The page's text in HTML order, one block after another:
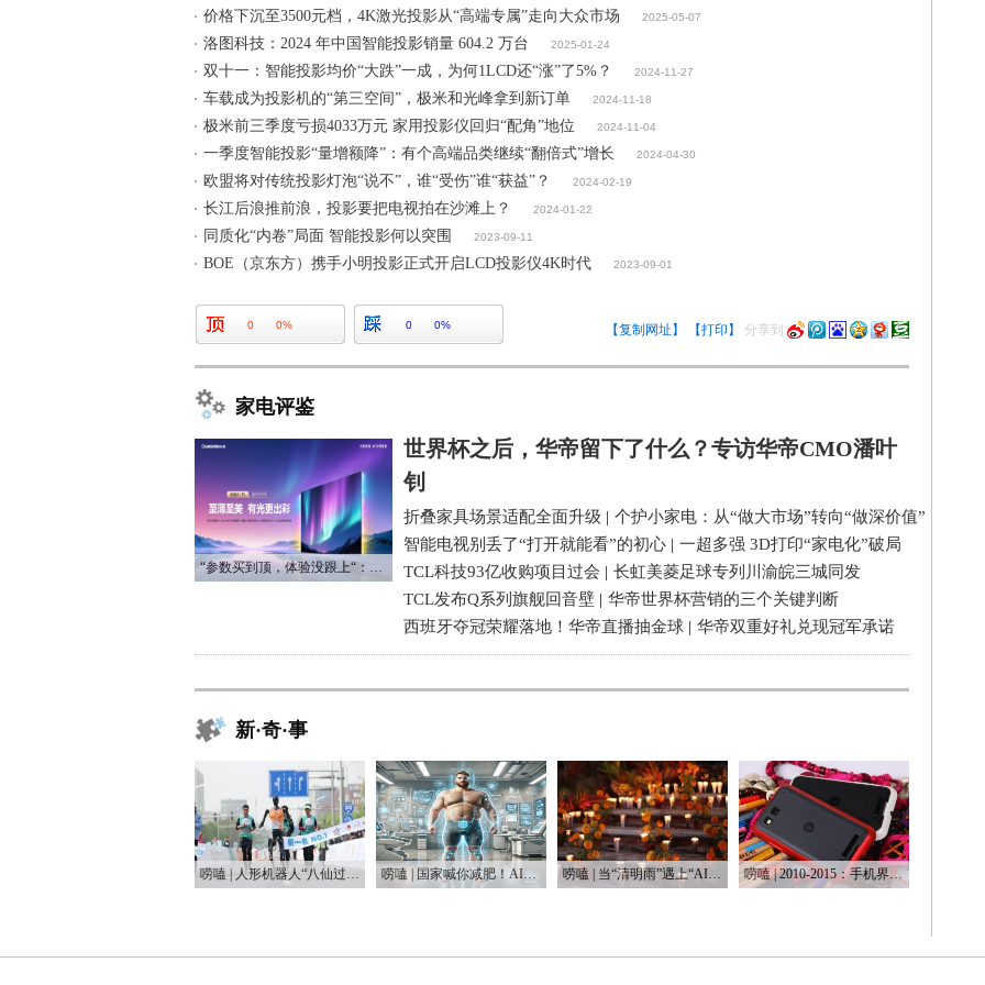
价格下沉至3500元档，4K激光投影从“高端专属”走向大众市场​ 2025-05-07
洛图科技：2024 年中国智能投影销量 604.2 万台 2025-01-24
双十一：智能投影均价“大跌”一成，为何1LCD还“涨”了5%？ 2024-11-27
车载成为投影机的“第三空间”，极米和光峰拿到新订单 2024-11-18
极米前三季度亏损4033万元 家用投影仪回归“配角”地位 2024-11-04
一季度智能投影“量增额降”：有个高端品类继续“翻倍式”增长 2024-04-30
欧盟将对传统投影灯泡“说不”，谁“受伤”谁“获益”？ 2024-02-19
长江后浪推前浪，投影要把电视拍在沙滩上？ 2024-01-22
同质化“内卷”局面 智能投影何以突围 2023-09-11
BOE（京东方）携手小明投影正式开启LCD投影仪4K时代 2023-09-01
0 0% 0 0% 【复制网址】 【打印】 分享到
家电评鉴
“参数买到顶，体验没跟上“：长虹追光Q70S给高端电视打了个样
世界杯之后，华帝留下了什么？专访华帝CMO潘叶
钊
折叠家具场景适配全面升级 | 个护小家电：从“做大市场”转向“做深价值”
智能电视别丢了“打开就能看”的初心 | 一超多强 3D打印“家电化”破局
TCL科技93亿收购项目过会 | 长虹美菱足球专列川渝皖三城同发
TCL发布Q系列旗舰回音壁 | 华帝世界杯营销的三个关键判断
西班牙夺冠荣耀落地！华帝直播抽金球 | 华帝双重好礼兑现冠军承诺
新·奇·事
唠嗑 | 人形机器人“八仙过海”，这届“半马”有点癫 唠嗑 | 国家喊你减肥！AI教练真能让你躺瘦？ 唠嗑 | 当“清明雨”遇上“AI风” 科技如何重塑我们生活？ 唠嗑 | 2010-2015：手机界的午夜巴黎症候群